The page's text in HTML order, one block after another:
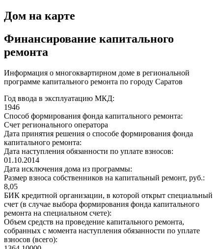
Дом на карте
Финансирование капитального
ремонта
Информация о многоквартирном доме в региональной
программе капитального ремонта по городу Саратов
Год ввода в эксплуатацию МКД:
1946
Способ формирования фонда капитального ремонта:
Счет регионального оператора
Дата принятия решения о способе формирования фонда
капитального ремонта:
Дата наступления обязанности по уплате взносов:
01.10.2014
Дата исключения дома из программы:
Размер взноса собственников на капитальный ремонт, руб.:
8,05
БИК кредитной организации, в которой открыт специальный
счет (в случае выбора формирования фонда капитального
ремонта на специальном счете):
Объем средств на проведение капитального ремонта,
собранных с момента наступления обязанности по уплате
взносов (всего):